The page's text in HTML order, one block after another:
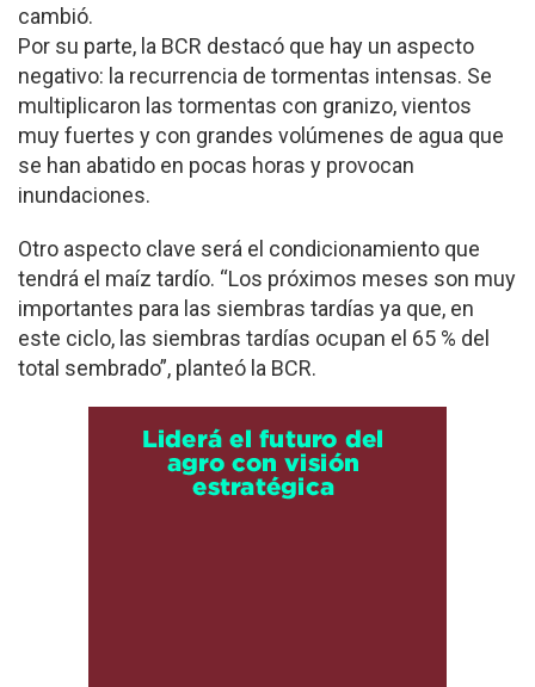
cambió.
Por su parte, la BCR destacó que hay un aspecto
negativo: la recurrencia de tormentas intensas. Se
multiplicaron las tormentas con granizo, vientos
muy fuertes y con grandes volúmenes de agua que
se han abatido en pocas horas y provocan
inundaciones.
Otro aspecto clave será el condicionamiento que
tendrá el maíz tardío. “Los próximos meses son muy
importantes para las siembras tardías ya que, en
este ciclo, las siembras tardías ocupan el 65 % del
total sembrado”, planteó la BCR.